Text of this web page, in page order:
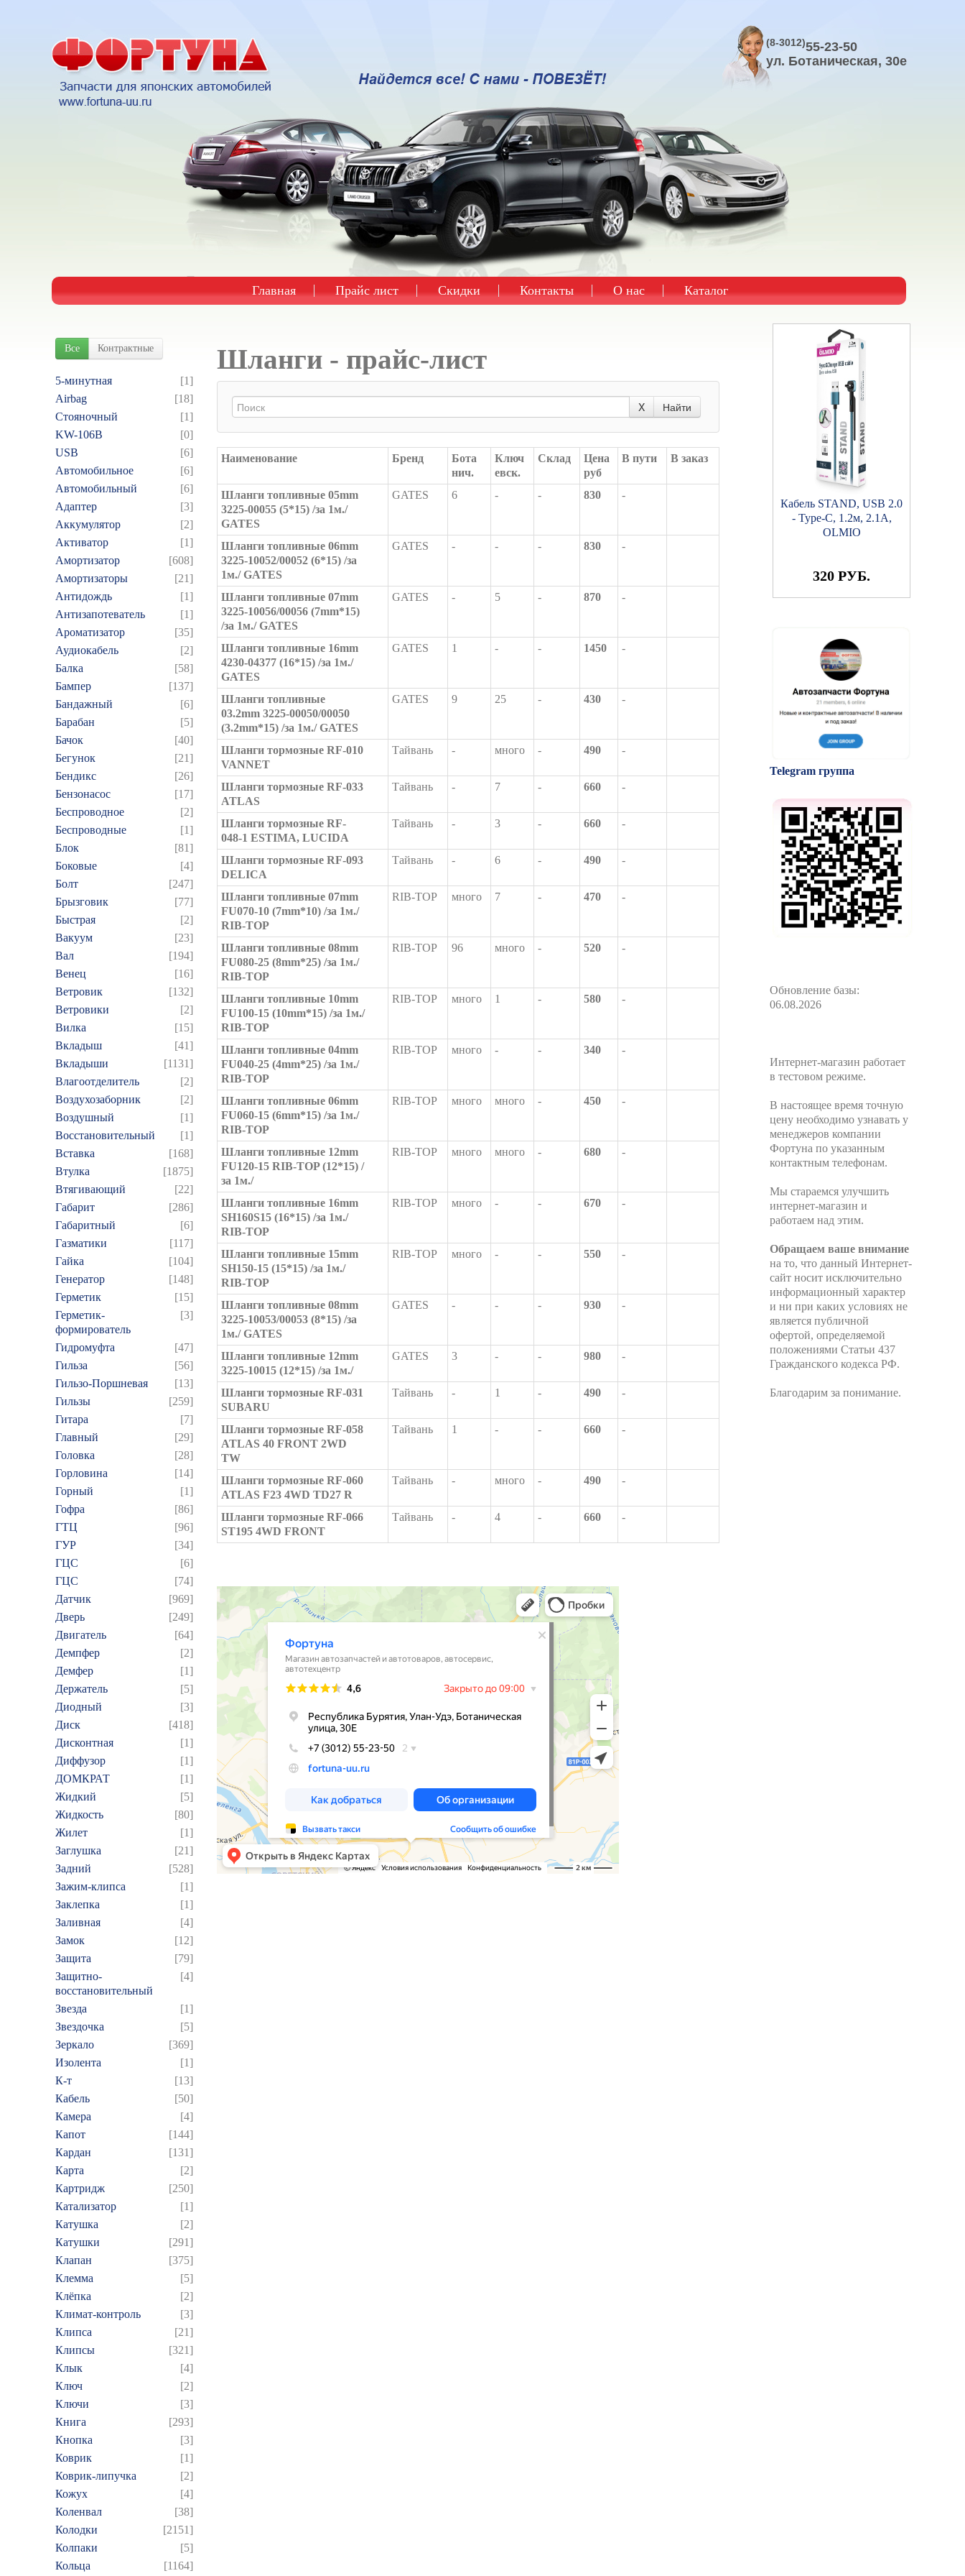
(8-3012)55-23-50
ул. Ботаническая, 30е
Главная Прайс лист Скидки Контакты О нас Каталог
Все Контрактные
5-минутная
[1]
Airbag
[18]
Cтояночный
[1]
KW-106B
[0]
USB
[6]
Автомобильное
[6]
Автомобильный
[6]
Адаптер
[3]
Аккумулятор
[2]
Активатор
[1]
Амортизатор
[608]
Амортизаторы
[21]
Антидождь
[1]
Антизапотеватель
[1]
Ароматизатор
[35]
Аудиокабель
[2]
Балка
[58]
Бампер
[137]
Бандажный
[6]
Барабан
[5]
Бачок
[40]
Бегунок
[21]
Бендикс
[26]
Бензонасос
[17]
Беспроводное
[2]
Беспроводные
[1]
Блок
[81]
Боковые
[4]
Болт
[247]
Брызговик
[77]
Быстрая
[2]
Вакуум
[23]
Вал
[194]
Венец
[16]
Ветровик
[132]
Ветровики
[2]
Вилка
[15]
Вкладыш
[41]
Вкладыши
[1131]
Влагоотделитель
[2]
Воздухозаборник
[2]
Воздушный
[1]
Восстановительный
[1]
Вставка
[168]
Втулка
[1875]
Втягивающий
[22]
Габарит
[286]
Габаритный
[6]
Газматики
[117]
Гайка
[104]
Генератор
[148]
Герметик
[15]
Герметик-
формирователь
[3]
Гидромуфта
[47]
Гильза
[56]
Гильзо-Поршневая
[13]
Гильзы
[259]
Гитара
[7]
Главный
[29]
Головка
[28]
Горловина
[14]
Горный
[1]
Гофра
[86]
ГТЦ
[96]
ГУР
[34]
ГЦC
[6]
ГЦС
[74]
Датчик
[969]
Дверь
[249]
Двигатель
[64]
Демпфер
[2]
Демфер
[1]
Держатель
[5]
Диодный
[3]
Диск
[418]
Дисконтная
[1]
Диффузор
[1]
ДОМКРАТ
[1]
Жидкий
[5]
Жидкость
[80]
Жилет
[1]
Заглушка
[21]
Задний
[528]
Зажим-клипса
[1]
Заклепка
[1]
Заливная
[4]
Замок
[12]
Защита
[79]
Защитно-
восстановительный
[4]
Звезда
[1]
Звездочка
[5]
Зеркало
[369]
Изолента
[1]
К-т
[13]
Кабель
[50]
Камера
[4]
Капот
[144]
Кардан
[131]
Карта
[2]
Картридж
[250]
Катализатор
[1]
Катушка
[2]
Катушки
[291]
Клапан
[375]
Клемма
[5]
Клёпка
[2]
Климат-контроль
[3]
Клипса
[21]
Клипсы
[321]
Клык
[4]
Ключ
[2]
Ключи
[3]
Книга
[293]
Кнопка
[3]
Коврик
[1]
Коврик-липучка
[2]
Кожух
[4]
Коленвал
[38]
Колодки
[2151]
Колпаки
[5]
Кольца
[1164]
Шланги - прайс-лист
X Найти
Наименование Бренд
Бота
нич.
Ключ
евск.
Склад
Цена
руб
В пути В заказ
Шланги топливные 05mm
3225-00055 (5*15) /за 1м./
GATES
GATES 6 - - 830 -
Шланги топливные 06mm
3225-10052/00052 (6*15) /за
1м./ GATES
GATES - - - 830 -
Шланги топливные 07mm
3225-10056/00056 (7mm*15)
/за 1м./ GATES
GATES - 5 - 870 -
Шланги топливные 16mm
4230-04377 (16*15) /за 1м./
GATES
GATES 1 - - 1450 -
Шланги топливные
03.2mm 3225-00050/00050
(3.2mm*15) /за 1м./ GATES
GATES 9 25 - 430 -
Шланги тормозные RF-010
VANNET
Тайвань - много - 490 -
Шланги тормозные RF-033
ATLAS
Тайвань - 7 - 660 -
Шланги тормозные RF-
048-1 ESTIMA, LUCIDA
Тайвань - 3 - 660 -
Шланги тормозные RF-093
DELICA
Тайвань - 6 - 490 -
Шланги топливные 07mm
FU070-10 (7mm*10) /за 1м./
RIB-TOP
RIB-TOP много 7 - 470 -
Шланги топливные 08mm
FU080-25 (8mm*25) /за 1м./
RIB-TOP
RIB-TOP 96 много - 520 -
Шланги топливные 10mm
FU100-15 (10mm*15) /за 1м./
RIB-TOP
RIB-TOP много 1 - 580 -
Шланги топливные 04mm
FU040-25 (4mm*25) /за 1м./
RIB-TOP
RIB-TOP много - - 340 -
Шланги топливные 06mm
FU060-15 (6mm*15) /за 1м./
RIB-TOP
RIB-TOP много много - 450 -
Шланги топливные 12mm
FU120-15 RIB-TOP (12*15) /
за 1м./
RIB-TOP много много - 680 -
Шланги топливные 16mm
SH160S15 (16*15) /за 1м./
RIB-TOP
RIB-TOP много - - 670 -
Шланги топливные 15mm
SH150-15 (15*15) /за 1м./
RIB-TOP
RIB-TOP много - - 550 -
Шланги топливные 08mm
3225-10053/00053 (8*15) /за
1м./ GATES
GATES - - - 930 -
Шланги топливные 12mm
3225-10015 (12*15) /за 1м./
GATES 3 - - 980 -
Шланги тормозные RF-031
SUBARU
Тайвань - 1 - 490 -
Шланги тормозные RF-058
ATLAS 40 FRONT 2WD
TW
Тайвань 1 - - 660 -
Шланги тормозные RF-060
ATLAS F23 4WD TD27 R
Тайвань - много - 490 -
Шланги тормозные RF-066
ST195 4WD FRONT
Тайвань - 4 - 660 -
Кабель STAND, USB 2.0
- Type-C, 1.2м, 2.1A,
OLMIO
320 РУБ.
Telegram группа
Обновление базы:
06.08.2026
Интернет-магазин работает
в тестовом режиме.
В настоящее время точную
цену необходимо узнавать у
менеджеров компании
Фортуна по указанным
контактным телефонам.
Мы стараемся улучшить
интернет-магазин и
работаем над этим.
Обращаем ваше внимание
на то, что данный Интернет-
сайт носит исключительно
информационный характер
и ни при каких условиях не
является публичной
офертой, определяемой
положениями Статьи 437
Гражданского кодекса РФ.
Благодарим за понимание.